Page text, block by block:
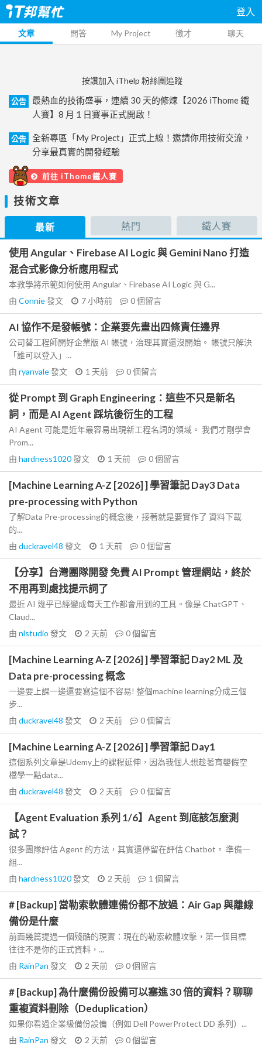
登入
文章 問答 My Project 徵才 聊天
按讚加入 iThelp 粉絲團追蹤
公告
最熱血的技術盛事，連續 30 天的修煉【2026 iThome 鐵
人賽】8 月 1 日賽事正式開啟！
公告
全新專區「My Project」正式上線！邀請你用技術交流，
分享最真實的開發經驗
前往 iThome鐵人賽
技術文章
最新 熱門 鐵人賽
使用 Angular、Firebase AI Logic 與 Gemini Nano 打造
混合式影像分析應用程式
本教學將示範如何使用 Angular、Firebase AI Logic 與 G...
由 Connie發文 7 小時前 0個留言
AI 協作不是發帳號：企業要先畫出四條責任邊界
公司替工程師開好企業版 AI 帳號，治理其實還沒開始。 帳號只解決
「誰可以登入」...
由 ryanvale發文 1 天前 0個留言
從 Prompt 到 Graph Engineering：這些不只是新名
詞，而是 AI Agent 踩坑後衍生的工程
AI Agent 可能是近年最容易出現新工程名詞的領域。 我們才剛學會
Prom...
由 hardness1020發文 1 天前 0個留言
[Machine Learning A-Z [2026] ] 學習筆記 Day3 Data
pre-processing with Python
了解Data Pre-processing的概念後，接著就是要實作了 資料下載
的...
由 duckravel48 發文 1 天前 0個留言
【分享】台灣團隊開發 免費 AI Prompt 管理網站，終於
不用再到處找提示詞了
最近 AI 幾乎已經變成每天工作都會用到的工具。像是 ChatGPT、
Claud...
由 nlstudio 發文 2 天前 0個留言
[Machine Learning A-Z [2026] ] 學習筆記 Day2 ML 及
Data pre-processing 概念
一邊要上課一邊還要寫這個不容易! 整個machine learning分成三個
步...
由 duckravel48 發文 2 天前 0個留言
[Machine Learning A-Z [2026] ] 學習筆記 Day1
這個系列文章是Udemy上的課程延伸，因為我個人想趁著育嬰假空
檔學一點data...
由 duckravel48 發文 2 天前 0個留言
【Agent Evaluation 系列 1/6】Agent 到底該怎麼測
試？
很多團隊評估 Agent 的方法，其實還停留在評估 Chatbot。 準備一
組...
由 hardness1020發文 2 天前 1 個留言
# [Backup] 當勒索軟體連備份都不放過：Air Gap 與離線
備份是什麼
前面幾篇提過一個殘酷的現實：現在的勒索軟體攻擊，第一個目標
往往不是你的正式資料，...
由 RainPan 發文 2 天前 0個留言
# [Backup] 為什麼備份設備可以塞進 30 倍的資料？聊聊
重複資料刪除（Deduplication）
如果你看過企業級備份設備（例如 Dell PowerProtect DD 系列）...
由 RainPan 發文 2 天前 0個留言